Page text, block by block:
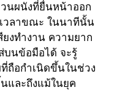
นผนังที่ยื่นหน้าออก
เวลาขณะ ในนาทีนั้น
ยงทำงาน ความยาก
บนข้อมือได้ จะรู้
ถือกำเนิดขึ้นในช่วง
และถึงแม้ในยุค